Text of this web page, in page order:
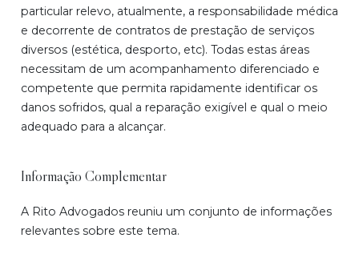
particular relevo, atualmente, a responsabilidade médica
e decorrente de contratos de prestação de serviços
diversos (estética, desporto, etc). Todas estas áreas
necessitam de um acompanhamento diferenciado e
competente que permita rapidamente identificar os
danos sofridos, qual a reparação exigível e qual o meio
adequado para a alcançar.
Informação Complementar
A Rito Advogados reuniu um conjunto de informações
relevantes sobre este tema.